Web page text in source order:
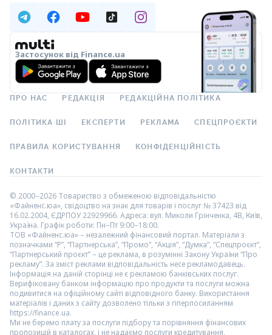
Застосунок від Finance.ua
ПРО НАС РЕДАКЦІЯ РЕДАКЦІЙНА ПОЛІТИКА
ПОЛІТИКА ШІ ЕКСПЕРТИ РЕКЛАМА СПЕЦПРОЄКТИ
ПРАВИЛА КОРИСТУВАННЯ КОНФІДЕНЦІЙНІСТЬ
КОНТАКТИ
© 2000–2026 Товариство з обмеженою відповідальністю
«Файненс.юа», свідоцтво на знак для товарів і послуг № 37423 від
16.02.2004, ЄДРПОУ 22929966. Адреса: вул. Миколи Грінченка, 4В, Київ,
Україна. Графік роботи: Пн–Пт 9:00–18:00.
ТОВ «Файненс.юа» – незалежний фінансовий портал. Матеріали з
позначками “Р”, “Партнерська”, “Промо”, “Акція”, “Думка”, “Спецпроєкт”,
“Партнерський проєкт” – це реклама, в розумінні Закону України “Про
рекламу”. За зміст реклами відповідальність несе рекламодавець.
Інформація на даній сторінці не є рекламою банківських послуг.
Верифіковану банком інформацію про продукти та послуги можна
подивитися на офіційному сайті відповідного банку. Використання
матеріалів і даних з сайту дозволено тільки з гіперпосиланням
https://finance.ua.
Ми не беремо плату за послуги підбору та порівняння фінансових
пропозицій в каталогах, і не надаємо послуги кредитування,